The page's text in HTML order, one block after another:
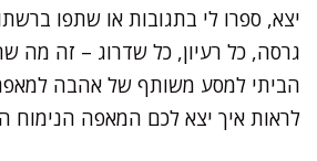
יצא, ספרו לי בתגובות או שתפו
גרסה, כל רעיון, כל שדרוג – זה מה
הביתי למסע משותף של אהבה
לראות איך יצא לכם המאפה הנימוח